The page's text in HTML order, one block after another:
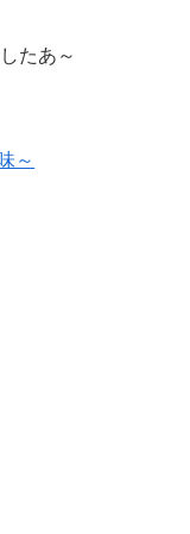
たあ～
～